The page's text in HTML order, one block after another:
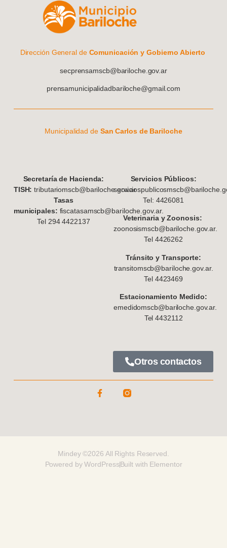
Dirección General de Comunicación y Gobierno Abierto
secprensamscb@bariloche.gov.ar
prensamunicipalidadbariloche@gmail.com
Municipalidad deSan Carlos de Bariloche
Secretaría de Hacienda:
TISH: tributariomscb@bariloche.gov.ar
Tasas
municipales: fiscatasamscb@bariloche.gov.ar.
Tel 294 4422137
Servicios Públicos:
Tel: 4426081
Veterinaria y Zoonosis:
zoonosismscb@bariloche.gov.ar.
Tel 4426262
Tránsito y Transporte:
transitomscb@bariloche.gov.ar.
Tel 4423469
Estacionamiento Medido:
emedidomscb@bariloche.gov.ar.
Tel 4432112
Otros contactos
Mindey ©2026 All Rights Reserved.
Powered by WordPressBuilt with Elementor